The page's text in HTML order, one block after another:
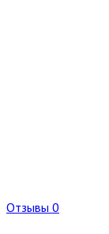
Отзывы 0